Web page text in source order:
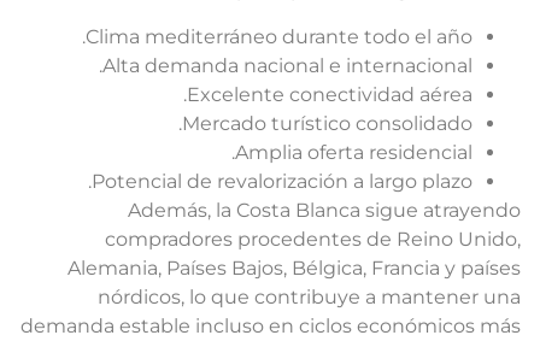
Clima mediterráneo durante todo el año.
Alta demanda nacional e internacional.
Excelente conectividad aérea.
Mercado turístico consolidado.
Amplia oferta residencial.
Potencial de revalorización a largo plazo.
Además, la Costa Blanca sigue
compradores procedentes de Reino
Alemania, Países Bajos, Bélgica, Francia y
nórdicos, lo que contribuye a mantener
demanda estable incluso en ciclos económicos